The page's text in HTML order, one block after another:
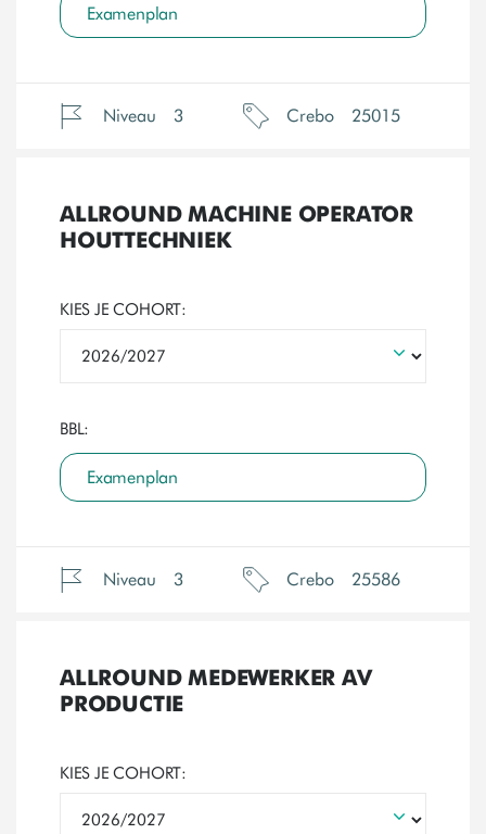
Examenplan
Niveau 3 Crebo 25015
ALLROUND MACHINE OPERATOR
HOUTTECHNIEK
KIES JE COHORT:
BBL:
Examenplan
Niveau 3 Crebo 25586
ALLROUND MEDEWERKER AV
PRODUCTIE
KIES JE COHORT: